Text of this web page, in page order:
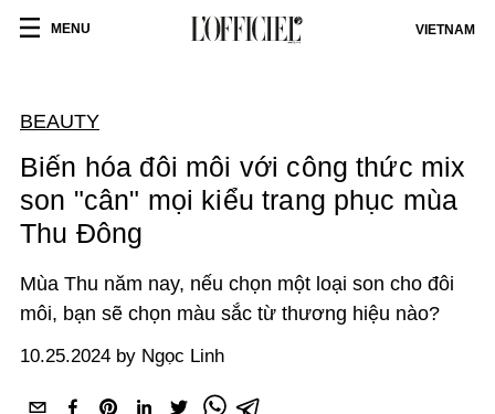
MENU VIETNAM
BEAUTY
Biến hóa đôi môi với công thức mix
son "cân" mọi kiểu trang phục mùa
Thu Đông
Mùa Thu năm nay, nếu chọn một loại son cho đôi
môi, bạn sẽ chọn màu sắc từ thương hiệu nào?
10.25.2024 by Ngọc Linh